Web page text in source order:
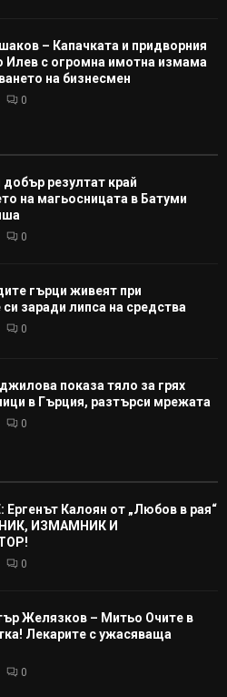
– Капачката и придворния
Илев с огромна имотна измама
на бизнесмен
0
резултат край
на магьосницата в Батуми
0
гърци живеят при
заради липса на средства
0
показа тяло за грях
в Гърция, разтърси мрежата
0
Калоян от „Любов в рая“
ИЗМАМНИК И
0
Желязков – Митьо Очите в
Лекарите с ужасяваща
0